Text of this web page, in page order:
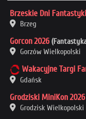
Brzeskie Dni
Brzeg
Gorcon 2026
Gorzów Wielkopolski
Wakacyjne Targi
Gdańsk
Grodziski MiniKon 2026
Grodzisk Wielkopolski